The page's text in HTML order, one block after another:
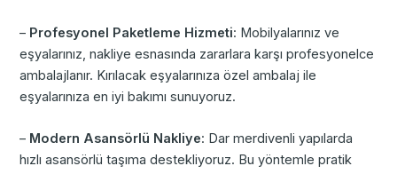
– Profesyonel Paketleme Hizmeti: Mobilyalarınız ve
eşyalarınız, nakliye esnasında zararlara karşı profesyonelce
ambalajlanır. Kırılacak eşyalarınıza özel ambalaj ile
eşyalarınıza en iyi bakımı sunuyoruz.
– Modern Asansörlü Nakliye: Dar merdivenli yapılarda
hızlı asansörlü taşıma destekliyoruz. Bu yöntemle pratik